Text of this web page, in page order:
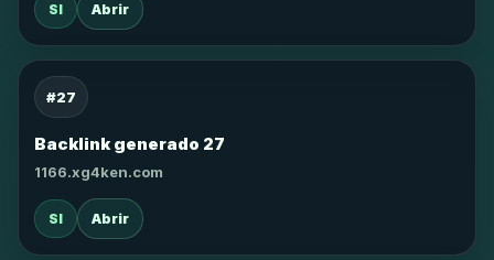
SI Abrir
#27
Backlink generado 27
1166.xg4ken.com
SI Abrir